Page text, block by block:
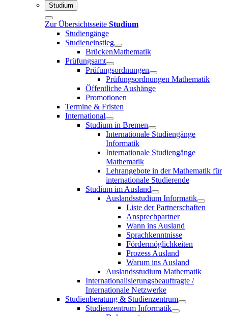
Studium
Zur Übersichtsseite Studium
Studiengänge
Studieneinstieg
BrückenMathematik
Prüfungsamt
Prüfungsordnungen
Prüfungsordnungen Mathematik
Öffentliche Aushänge
Promotionen
Termine & Fristen
International
Studium in Bremen
Internationale Studiengänge
Informatik
Internationale Studiengänge
Mathematik
Lehrangebote in der Mathematik für
internationale Studierende
Studium im Ausland
Auslandsstudium Informatik
Liste der Partnerschaften
Ansprechpartner
Wann ins Ausland
Sprachkenntnisse
Fördermöglichkeiten
Prozess Ausland
Warum ins Ausland
Auslandsstudium Mathematik
Internationalisierungsbeauftragte /
Internationale Netzwerke
Studienberatung & Studienzentrum
Studienzentrum Informatik